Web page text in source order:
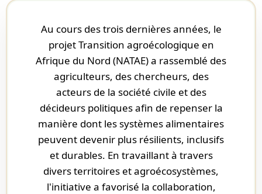
Au cours des trois dernières années, le
projet Transition agroécologique en
Afrique du Nord (NATAE) a rassemblé des
agriculteurs, des chercheurs, des
acteurs de la société civile et des
décideurs politiques afin de repenser la
manière dont les systèmes alimentaires
peuvent devenir plus résilients, inclusifs
et durables. En travaillant à travers
divers territoires et agroécosystèmes,
l'initiative a favorisé la collaboration,